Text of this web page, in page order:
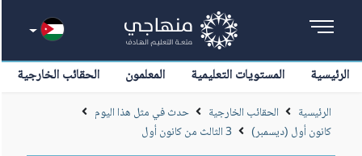
الرئيسية المستويات التعليمية المعلمون الحقائب الخارجية
الرئيسية الحقائب الخارجية
حدث في مثل هذا اليوم
كانون أول (ديسمبر)
3 الثالث من كانون أول